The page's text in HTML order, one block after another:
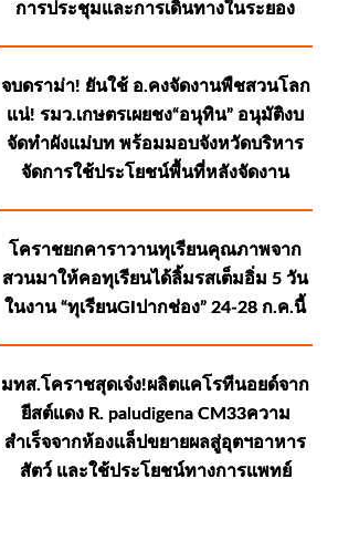
การประชุมและการเดินทางในระยอง
จบดราม่า! ยันใช้ อ.คงจัดงานพืชสวนโลก
แน่! รมว.เกษตรเผยชง“อนุทิน” อนุมัติงบ
จัดทำผังแม่บท พร้อมมอบจังหวัดบริหาร
จัดการใช้ประโยชน์พื้นที่หลังจัดงาน
โคราชยกคาราวานทุเรียนคุณภาพจาก
สวนมาให้คอทุเรียนได้ลิ้มรสเต็มอิ่ม 5 วัน
ในงาน “ทุเรียนGIปากช่อง” 24-28 ก.ค.นี้
มทส.โคราชสุดเจ๋ง!ผลิตแคโรทีนอยด์จาก
ยีสต์แดง R. paludigena CM33ความ
สำเร็จจากห้องแล็ปขยายผลสู่อุตฯอาหาร
สัตว์ และใช้ประโยชน์ทางการแพทย์